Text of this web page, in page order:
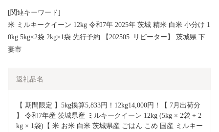
[関連キーワード]
米 ミルキークイーン 12kg 令和7年 2025年 茨城 精米 白米 小分け 1
0kg 5kg×2袋 2kg×1袋 先行予約 【202505_リピーター】 茨城県 下
妻市
返礼品名
【 期間限定 】5kg換算5,833円！12kg14,000円！【 7月出荷分
】 令和7年産 茨城県産 ミルキークイーン 12kg (5kg × 2袋 + 2
kg × 1袋)【 米 お米 白米 茨城県産 ごはん こめ 国産 ミルキー